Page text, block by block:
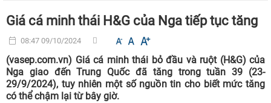
Giá cá minh thái H&G của Nga tiếp tục tăng
08:47 09/10/2024
(vasep.com.vn) Giá cá minh thái bỏ đầu và ruột (H&G) của
Nga giao đến Trung Quốc đã tăng trong tuần 39 (23-
29/9/2024), tuy nhiên một số nguồn tin cho biết mức tăng
có thể chậm lại từ bây giờ.